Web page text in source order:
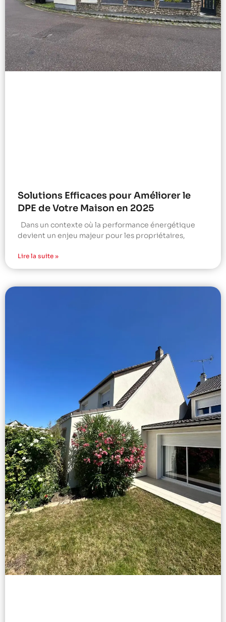
Solutions Efficaces pour Améliorer le
DPE de Votre Maison en 2025
Dans un contexte où la performance énergétique
devient un enjeu majeur pour les propriétaires,
Lire la suite »